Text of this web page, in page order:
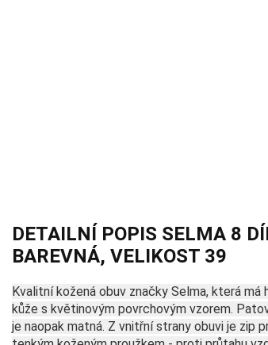
DETAILNÍ POPIS SELMA 8
BAREVNÁ, VELIKOST 39
Kvalitní kožená obuv značky Selma, která
kůže s květinovým povrchovým vzorem.
je naopak matná. Z vnitřní strany obuvi je zip